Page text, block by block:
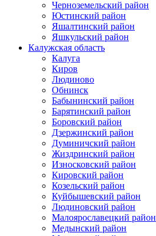
Черноземельский район
Юстинский район
Яшалтинский район
Яшкульский район
Калужская область
Калуга
Киров
Людиново
Обнинск
Бабынинский район
Барятинский район
Боровский район
Дзержинский район
Думиничский район
Жиздринский район
Износковский район
Кировский район
Козельский район
Куйбышевский район
Людиновский район
Малоярославецкий район
Медынский район